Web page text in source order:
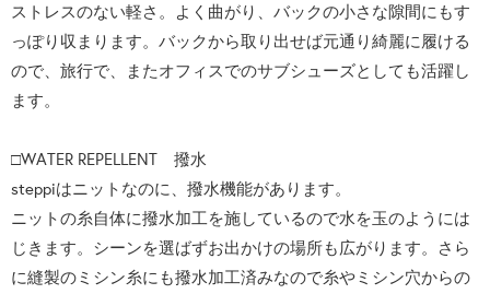
ストレスのない軽さ。よく曲がり、バックの小さな隙間にもす
っぽり収まります。バックから取り出せば元通り綺麗に履ける
ので、旅行で、またオフィスでのサブシューズとしても活躍し
ます。
□WATER REPELLENT 撥水
steppiはニットなのに、撥水機能があります。
ニットの糸自体に撥水加工を施しているので水を玉のようには
じきます。シーンを選ばずお出かけの場所も広がります。さら
に縫製のミシン糸にも撥水加工済みなので糸やミシン穴からの